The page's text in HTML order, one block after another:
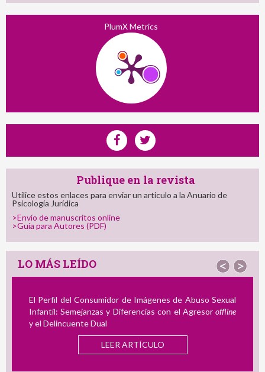
PlumX Metrics
Publique en la revista
Utilice estos enlaces para enviar un articulo a la Anuario de
Psicología Jurídica
>Envío de manuscritos online
>Guía para Autores (PDF)
LO MÁS LEÍDO < >
El Perfil del Consumidor de Imágenes de Abuso Sexual
Infantil: Semejanzas y Diferencias con el Agresoroffline
y el Delincuente Dual
LEER ARTÍCULO